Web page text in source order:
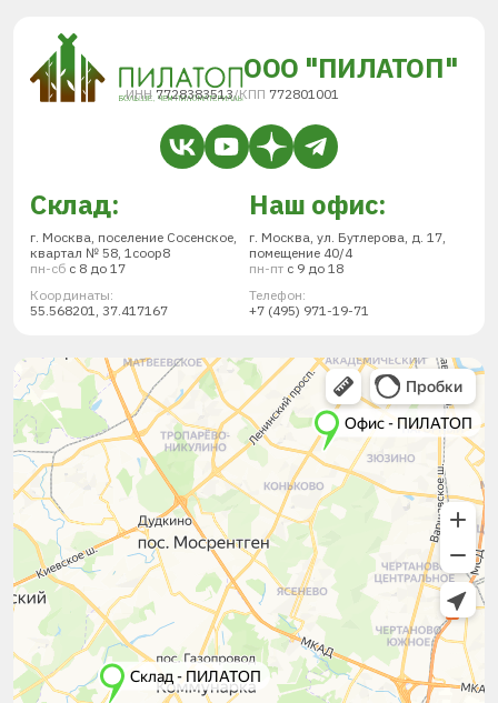
ООО "ПИЛАТОП"
ИНН 7728383513/КПП 772801001
Склад:
г. Москва, поселение Сосенское,
квартал № 58, 1соор8
пн-сб с 8 до 17
Координаты:
55.568201, 37.417167
Наш офис:
г. Москва, ул. Бутлерова, д. 17,
помещение 40/4
пн-пт с 9 до 18
Телефон:
+7 (495) 971-19-71